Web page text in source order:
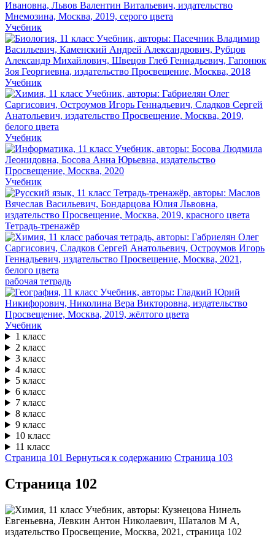
Учебник
Учебник
Учебник
Учебник
Тетрадь-тренажёр
рабочая тетрадь
Учебник
1 класс
2 класс
3 класс
4 класс
5 класс
6 класс
7 класс
8 класс
9 класс
10 класс
11 класс
Страница 101 Вернуться к содержанию Страница 103
Cтраница 102